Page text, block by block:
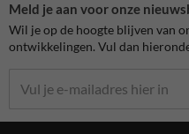
Meld je aan voor onze
Wil je op de hoogte blijven van
ontwikkelingen. Vul dan